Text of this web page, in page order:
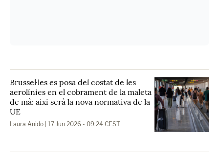
Brussel·les es posa del costat de les
aerolínies en el cobrament de la maleta
de mà: així serà la nova normativa de la
UE
Laura Anido | 17 Jun 2026 - 09:24 CEST